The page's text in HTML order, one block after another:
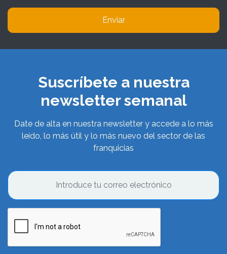
Enviar
Suscríbete a nuestra
newsletter semanal
Date de alta en nuestra newsletter y accede a lo más
leído, lo más útil y lo más nuevo del sector de las
franquicias